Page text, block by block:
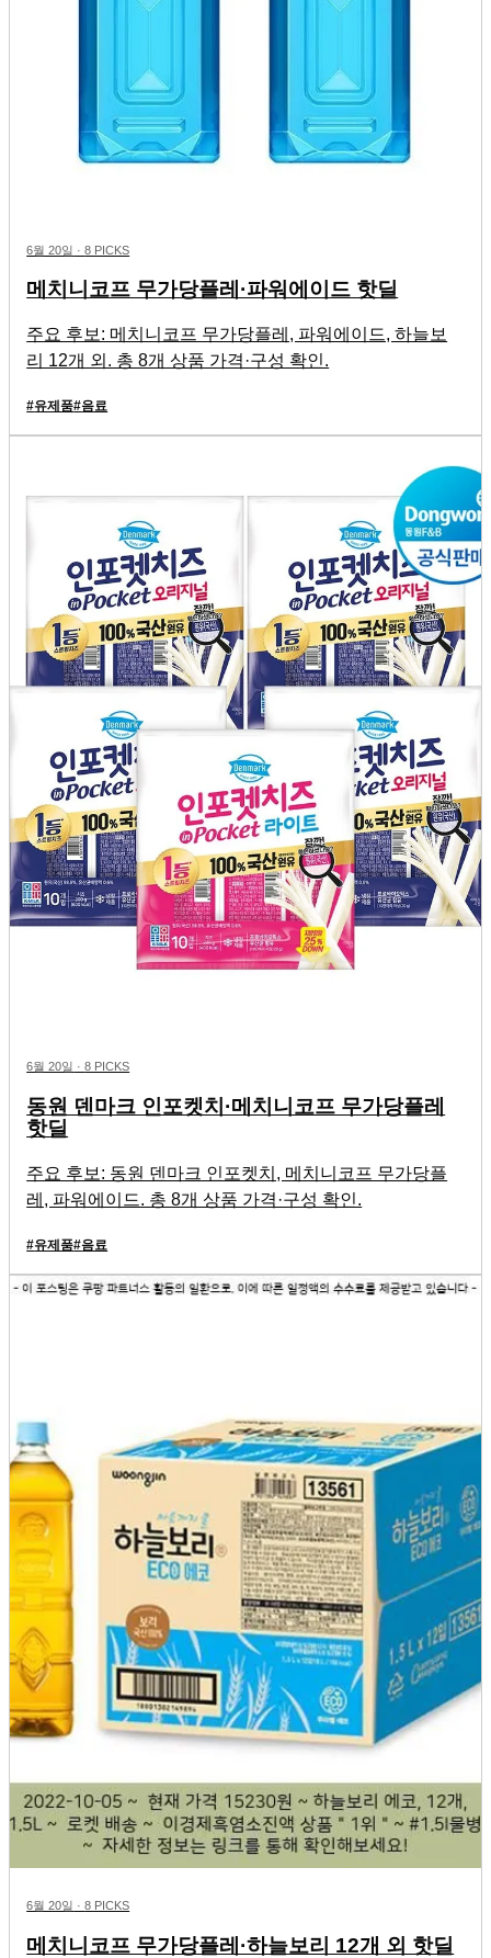
6월 20일 ·8 PICKS
메치니코프 무가당플레·파워에이드 핫딜
주요 후보: 메치니코프 무가당플레, 파워에이드, 하늘보
리 12개 외. 총 8개 상품 가격·구성 확인.
#유제품#음료
6월 20일 ·8 PICKS
동원 덴마크 인포켓치·메치니코프 무가당플레
핫딜
주요 후보: 동원 덴마크 인포켓치, 메치니코프 무가당플
레, 파워에이드. 총 8개 상품 가격·구성 확인.
#유제품#음료
6월 20일 ·8 PICKS
메치니코프 무가당플레·하늘보리 12개 외 핫딜